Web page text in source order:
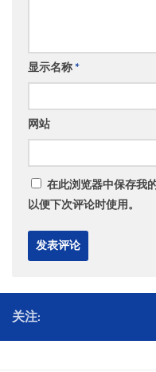
显示名称*
网站
在此浏览器中保存我
以便下次评论时使用。
关注: